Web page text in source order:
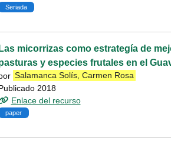
Seriada
Las micorrizas como estrategía de
y especies frutales en el
Salamanca Solís, Carmen Rosa
2018
Enlace del recurso
paper